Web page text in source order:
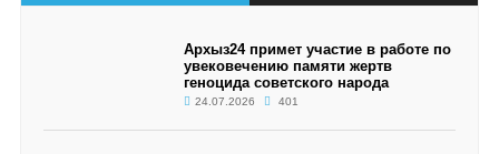
Архыз24 примет участие в работе по
увековечению памяти жертв
геноцида советского народа
24.07.2026 401